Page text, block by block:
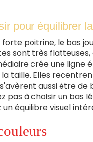
pour équilibrer
poitrine, le bas
sont très
crée une ligne
taille. Elles
aussi être
pas à choisir un bas
équilibre visuel